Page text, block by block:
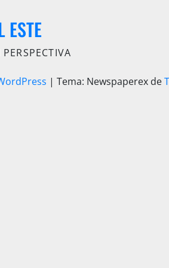
ESTE
| Tema: Newspaperex de